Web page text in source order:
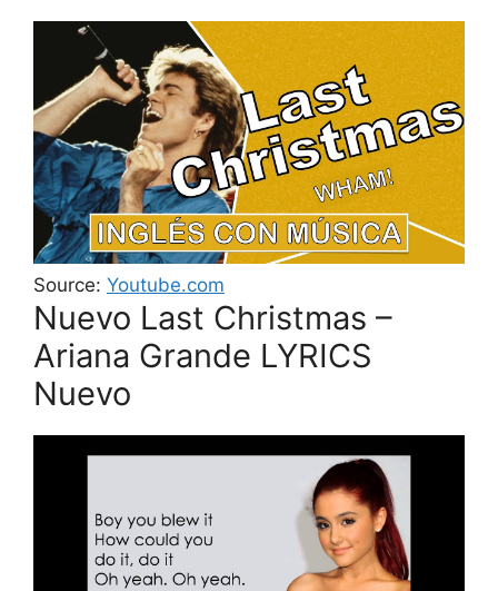
Source: Youtube.com
Nuevo Last Christmas –
Ariana Grande LYRICS
Nuevo